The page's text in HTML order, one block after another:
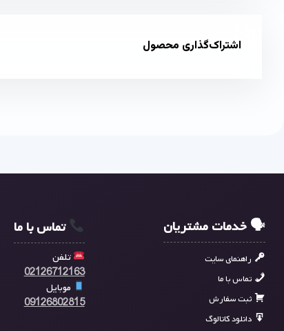
اشتراک‌گذاری محصول
🗣 خدمات مشتریان
راهنمای سایت
تماس با ما
ثبت سفارش
دانلود کاتالوگ
تماس با ما
تلفن
02126712163
موبایل
09126802815